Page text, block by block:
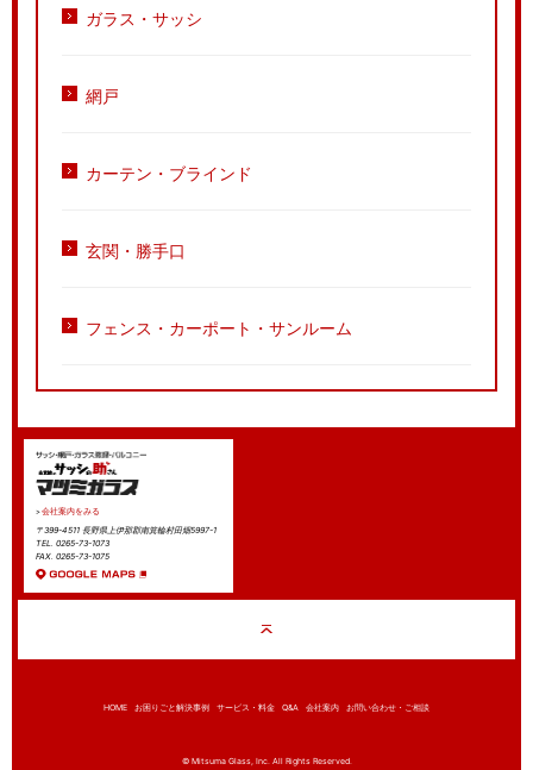
ガラス・サッシ
網戸
カーテン・ブラインド
玄関・勝手口
フェンス・カーポート・サンルーム
会社案内をみる
〒399-4511 長野県上伊那郡南箕輪村田畑5997-1
TEL. 0265-73-1073
FAX. 0265-73-1075
HOME お困りごと解決事例 サービス・料金 Q&A 会社案内 お問い合わせ・ご相談
© Mitsuma Glass, Inc. All Rights Reserved.